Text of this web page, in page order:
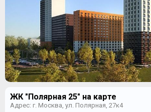
ЖК "Полярная 25" на карте
Адрес: г. Москва, ул. Полярная, 27к4